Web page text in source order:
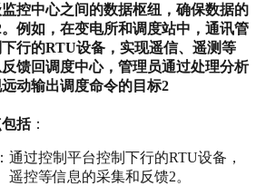
控中心之间的数据枢纽，确保数据的
例如，在变电所和调度站中，通讯管
行的RTU设备，实现遥信、遥测等
馈回调度中心，管理员通过处理分析
动输出调度命令的目标‌2
括‌：
‌：通过控制平台控制下行的RTU设备，
遥控等信息的采集和反馈‌2。